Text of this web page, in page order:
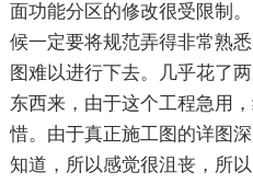
面功能分区的修改很受限制
候一定要将规范弄得非常熟
图难以进行下去。几乎花了
东西来，由于这个工程急用
惜。由于真正施工图的详图
知道，所以感觉很沮丧，所